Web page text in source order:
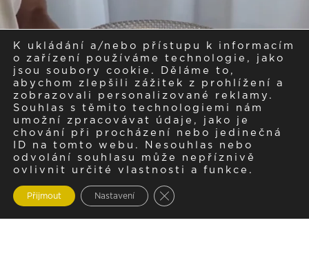
K ukládání a/nebo přístupu k informacím
o zařízení používáme technologie, jako
jsou soubory cookie. Děláme to,
abychom zlepšili zážitek z prohlížení a
zobrazovali personalizované reklamy.
Souhlas s těmito technologiemi nám
umožní zpracovávat údaje, jako je
chování při procházení nebo jedinečná
ID na tomto webu. Nesouhlas nebo
odvolání souhlasu může nepříznivě
ovlivnit určité vlastnosti a funkce.
Přijmout Nastavení Zavřít cookie lištu GDPR